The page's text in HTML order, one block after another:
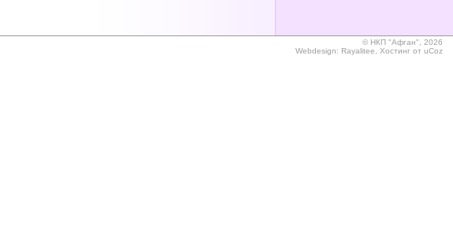
©НКП "Афган", 2026
Webdesign: Rayalitee Хостинг от uCoz